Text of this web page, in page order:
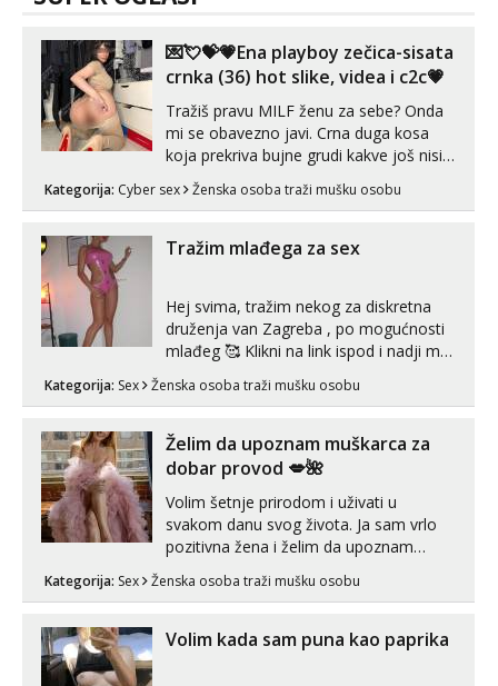
💌💘💝💗Ena playboy zečica-sisata
crnka (36) hot slike, videa i c2c💗
Tražiš pravu MILF ženu za sebe? Onda
mi se obavezno javi. Crna duga kosa
koja prekriva bujne grudi kakve još nisi
vidio, čista ŠESTICA! A usne? O usnama
bolje da ni ne pričam. Prave pune usne
vjeruj mi, takve još nisi vidio. Uvijek sam
spremna za ONLOINE zabavu...
Kategorija: Cyber sex Ženska osoba traži mušku osobu
Tražim mlađega za sex
Hej svima, tražim nekog za diskretna
druženja van Zagreba , po mogućnosti
mlađeg 🥰 Klikni na link ispod i nadji me
Kategorija: Sex Ženska osoba traži mušku osobu
Želim da upoznam muškarca za
dobar provod 💋🌺
Volim šetnje prirodom i uživati u
svakom danu svog života. Ja sam vrlo
pozitivna žena i želim da upoznam
može i nešto više.💋🌺 Klikni na link
Kategorija: Sex Ženska osoba traži mušku osobu
Volim kada sam puna kao paprika